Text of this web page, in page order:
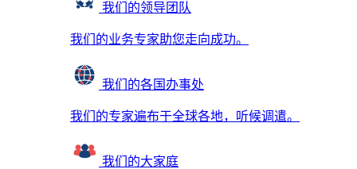
我们的领导团队
我们的业务专家助您走向成功。
我们的各国办事处
我们的专家遍布于全球各地，听候调遣。
我们的大家庭